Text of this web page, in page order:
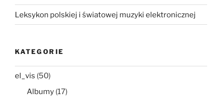
Leksykon polskiej i światowej muzyki elektronicznej
KATEGORIE
el_vis (50)
Albumy (17)